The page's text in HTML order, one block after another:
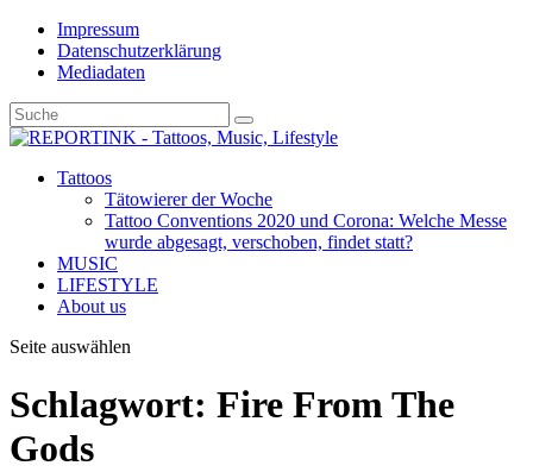
Impressum
Datenschutzerklärung
Mediadaten
Tattoos
Tätowierer der Woche
Tattoo Conventions 2020 und Corona: Welche Messe
wurde abgesagt, verschoben, findet statt?
MUSIC
LIFESTYLE
About us
Seite auswählen
Schlagwort: Fire From The
Gods